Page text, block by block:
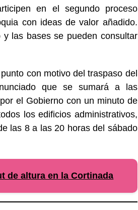
en el segundo proceso
con ideas de valor añadido.
las bases se pueden consultar
con motivo del traspaso del
que se sumará a las
el Gobierno con un minuto de
los edificios administrativos,
las 8 a las 20 horas del sábado
de altura en la Cortinada